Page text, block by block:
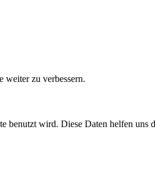
weiter zu verbessern.
wird. Diese Daten helfen uns